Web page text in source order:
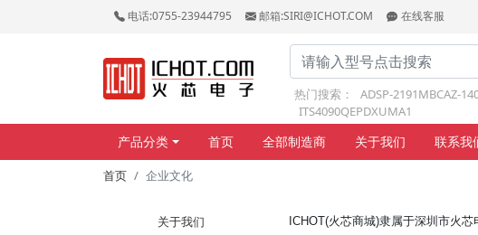
电话:0755-23944795 邮箱:SIRI@ICHOT.COM 在线客服
热门搜索： ADSP-2191MBCAZ-
ITS4090QEPDXUMA1
产品分类 首页 全部制造商 关于我们 联系我
首页 企业文化
关于我们
ICHOT(火芯商城)隶属于深圳市火